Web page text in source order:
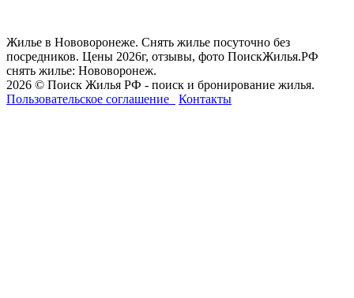
Жилье в Нововоронеже. Снять жилье посуточно без
посредников. Цены 2026г, отзывы, фото ПоискЖилья.РФ
снять жилье: Нововоронеж.
2026 © Поиск Жилья РФ - поиск и бронирование жилья.
Пользовательское соглашение
Контакты